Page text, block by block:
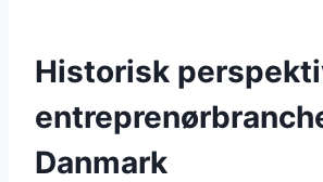
Historisk
Danmark